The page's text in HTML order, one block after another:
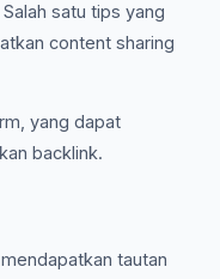
satu tips yang
content sharing
yang dapat
backlink.
tautan